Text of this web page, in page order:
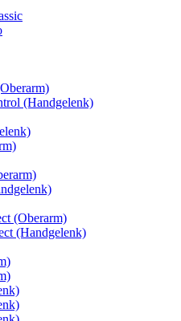
(Handgelenk)
(Oberarm)
(Handgelenk)